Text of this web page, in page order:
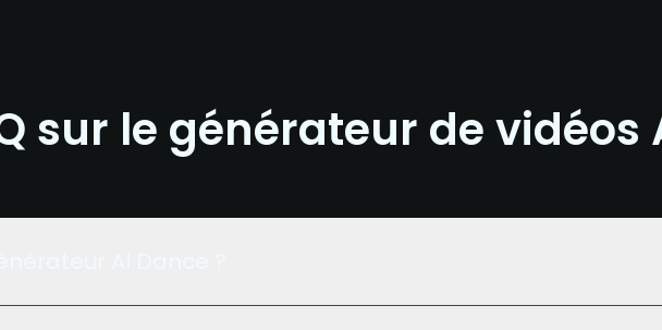
sur le générateur de vidéos